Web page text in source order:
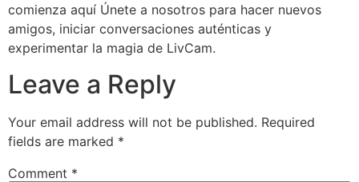
comienza aquí Únete a nosotros para hacer nuevos
amigos, iniciar conversaciones auténticas y
experimentar la magia de LivCam.
Leave a Reply
Your email address will not be published. Required
fields are marked *
Comment *